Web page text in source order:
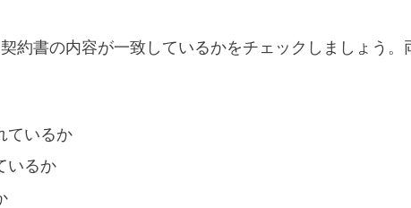
約書の内容が一致しているかをチェックしましょう
ているか
いるか